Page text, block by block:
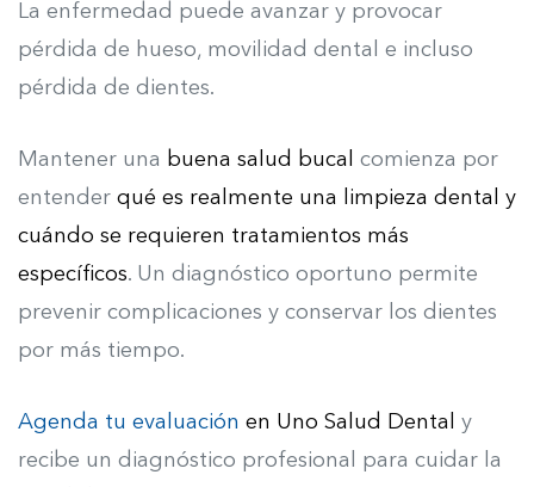
La enfermedad puede avanzar y provocar
pérdida de hueso, movilidad dental e incluso
pérdida de dientes.
Mantener una buena salud bucal comienza por
entender qué es realmente una limpieza dental y
cuándo se requieren tratamientos más
específicos. Un diagnóstico oportuno permite
prevenir complicaciones y conservar los dientes
por más tiempo.
Agenda tu evaluación en Uno Salud Dental
y
recibe un diagnóstico profesional para cuidar la